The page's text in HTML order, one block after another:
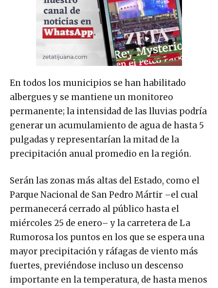
En todos los municipios se han habilitado
albergues y se mantiene un monitoreo
permanente; la intensidad de las lluvias podría
generar un acumulamiento de agua de hasta 5
pulgadas y representarían la mitad de la
precipitación anual promedio en la región.
Serán las zonas más altas del Estado, como el
Parque Nacional de San Pedro Mártir –el cual
permanecerá cerrado al público hasta el
miércoles 25 de enero– y la carretera de La
Rumorosa los puntos en los que se espera una
mayor precipitación y ráfagas de viento más
fuertes, previéndose incluso un descenso
importante en la temperatura, de hasta menos